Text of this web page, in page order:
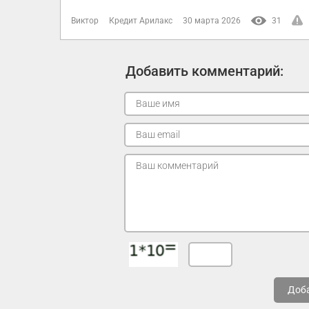
Виктор Кредит Арилакс 30 марта 2026 31
Добавить комментарий: